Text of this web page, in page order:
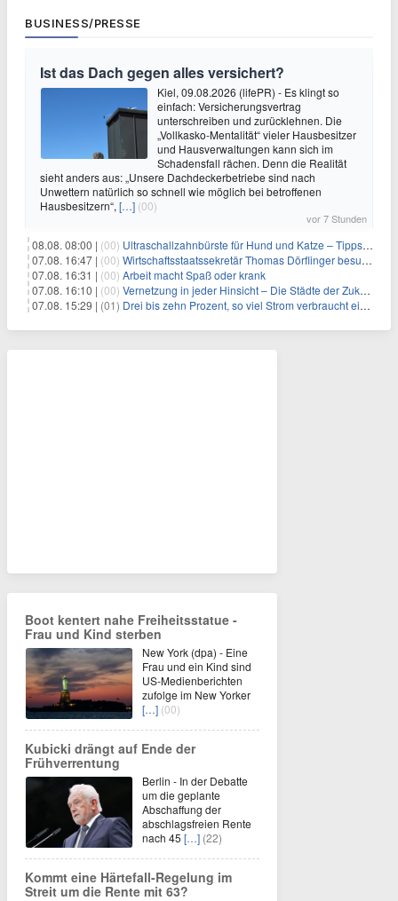
BUSINESS/PRESSE
Ist das Dach gegen alles versichert?
Kiel, 09.08.2026 (lifePR) - Es klingt so
einfach: Versicherungsvertrag
unterschreiben und zurücklehnen. Die
„Vollkasko-Mentalität“ vieler Hausbesitzer
und Hausverwaltungen kann sich im
Schadensfall rächen. Denn die Realität
sieht anders aus: „Unsere Dachdeckerbetriebe sind nach
Unwettern natürlich so schnell wie möglich bei betroffenen
Hausbesitzern“, […] (00)
vor 7 Stunden
08.08. 08:00 | (00) Ultraschallzahnbürste für Hund und Katze – Tipps zur erfolgreichen Eingewöhnung
07.08. 16:47 | (00) Wirtschaftsstaatssekretär Thomas Dörflinger besucht Handwerksbetrieb im Kammerbezirk Freiburg
07.08. 16:31 | (00) Arbeit macht Spaß oder krank
07.08. 16:10 | (00) Vernetzung in jeder Hinsicht – Die Städte der Zukunft sind grün-blau
07.08. 15:29 | (01) Drei bis zehn Prozent, so viel Strom verbraucht ein Aufzug im Gebäude
Boot kentert nahe Freiheitsstatue -
Frau und Kind sterben
New York (dpa) - Eine
Frau und ein Kind sind
US-Medienberichten
zufolge im New Yorker
[…] (00)
Kubicki drängt auf Ende der
Frühverrentung
Berlin - In der Debatte
um die geplante
Abschaffung der
abschlagsfreien Rente
nach 45 […] (22)
Kommt eine Härtefall-Regelung im
Streit um die Rente mit 63?